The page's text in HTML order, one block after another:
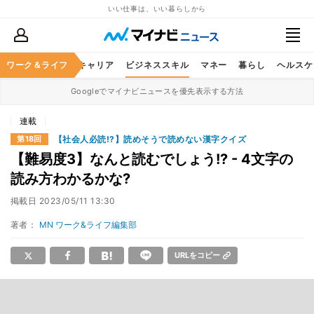
いい仕事は、いい暮らしから
ワーク＆ライフ キャリア ビジネススキル マネー 暮らし ヘルス
Googleでマイナビニュースを優先表示する方法
連載
第18回 【社会人必読!?】読めそうで読めない漢字クイズ
【難易度3】なんと読むでしょう!? - 4文字の
読み方わかるかな?
掲載日 2023/05/11 13:30
著者： MN ワーク&ライフ編集部
URLをコピー